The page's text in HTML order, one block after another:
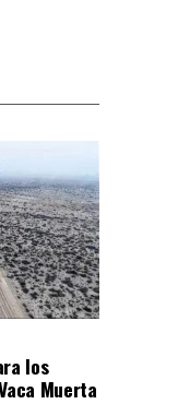
los
Muerta